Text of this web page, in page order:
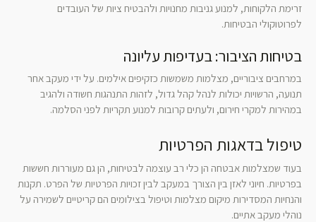
זרימת הלקוחות, למנוע גניבות מחנויות ולהבטיח ציות של העובדים
לפרוטוקולי הבטיחות.
בטיחות הציבור: בעדיפות עליונה
במרחבים ציבוריים, מצלמות משמשות כזקיפים אילמים. על ידי מעקב אחר
תנועה, הרשויות יכולות לנהל קהל גדול, לזהות התנהגות חשודה ולהגיב
במהירות למקרי חירום, ולעתים קרובות למנוע תקריות לפני הסלמה.
טיפול בדאגות הפרטיות
בעוד שמצלמות אבטחה הן כלי רב עוצמה לבטיחות, הן גם מעוררות חששות
בפרטיות. חיוני לאזן בין הצורך במעקב לבין זכויות הפרטיות של הפרט. תקנות
והנחיות המסדירות מיקום מצלמות וטיפול בצילומים הם קריטיים לשמירה על
נוהלי מעקב אתיים.